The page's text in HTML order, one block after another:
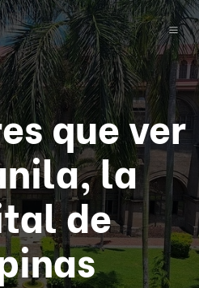
que ver
la
de